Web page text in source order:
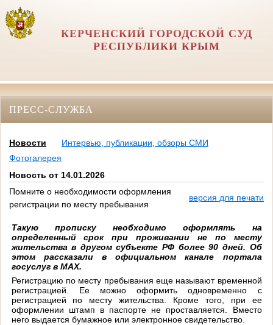
КЕРЧЕНСКИЙ ГОРОДСКОЙ СУД
РЕСПУБЛИКИ КРЫМ
ПРЕСС-СЛУЖБА
Новости
Интервью, публикации, обзоры СМИ
Фотогалерея
Новость от 14.01.2026
Помните о необходимости оформления
регистрации по месту пребывания
версия для печати
Такую прописку необходимо оформлять на
определенный срок при проживании не по месту
жительства в другом субъекте РФ более 90 дней. Об
этом рассказали в официальном канале портала
госуслуг в МАХ.
Регистрацию по месту пребывания еще называют временной
регистрацией. Ее можно оформить одновременно с
регистрацией по месту жительства. Кроме того, при ее
оформлении штамп в паспорте не проставляется. Вместо
него выдается бумажное или электронное свидетельство.